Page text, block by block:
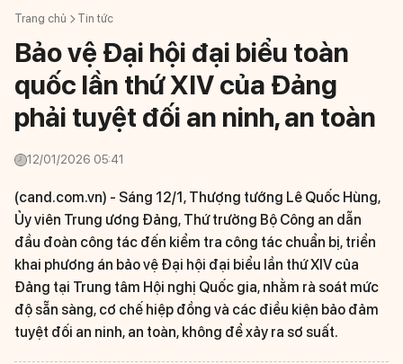
Trang chủ Tin tức
Bảo vệ Đại hội đại biểu toàn
quốc lần thứ XIV của Đảng
phải tuyệt đối an ninh, an toàn
12/01/2026 05:41
(cand.com.vn) - Sáng 12/1, Thượng tướng Lê Quốc Hùng,
Ủy viên Trung ương Đảng, Thứ trưởng Bộ Công an dẫn
đầu đoàn công tác đến kiểm tra công tác chuẩn bị, triển
khai phương án bảo vệ Đại hội đại biểu lần thứ XIV của
Đảng tại Trung tâm Hội nghị Quốc gia, nhằm rà soát mức
độ sẵn sàng, cơ chế hiệp đồng và các điều kiện bảo đảm
tuyệt đối an ninh, an toàn, không để xảy ra sơ suất.